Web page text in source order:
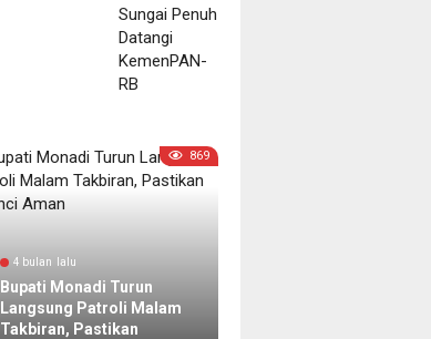
869
4 bulan lalu
Bupati Monadi Turun
Langsung Patroli Malam
Takbiran, Pastikan